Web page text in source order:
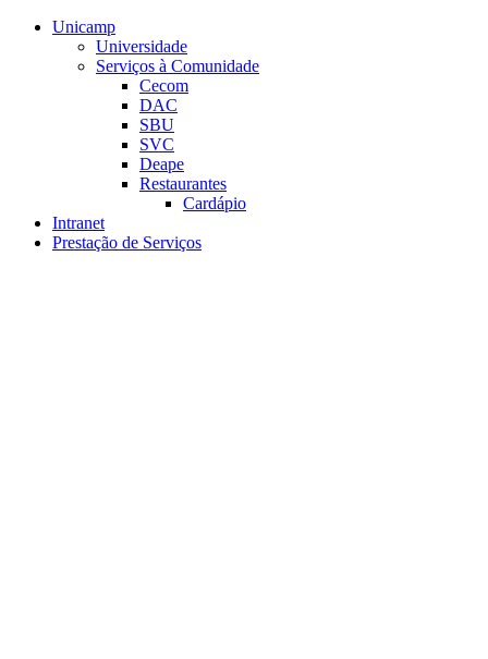
Conteúdo principal
Unicamp
Universidade
Serviços à Comunidade
Cecom
DAC
SBU
SVC
Deape
Restaurantes
Cardápio
Intranet
Prestação de Serviços